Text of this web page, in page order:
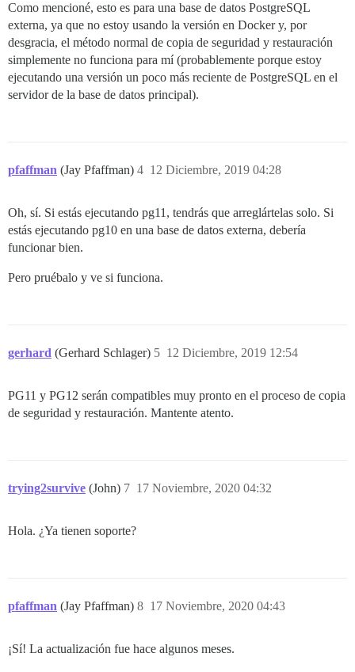
Como mencioné, esto es para una base de datos PostgreSQL
externa, ya que no estoy usando la versión en Docker y, por
desgracia, el método normal de copia de seguridad y restauración
simplemente no funciona para mí (probablemente porque estoy
ejecutando una versión un poco más reciente de PostgreSQL en el
servidor de la base de datos principal).
pfaffman (Jay Pfaffman) 12 Diciembre, 2019 04:28
4
Oh, sí. Si estás ejecutando pg11, tendrás que arreglártelas solo. Si
estás ejecutando pg10 en una base de datos externa, debería
funcionar bien.
Pero pruébalo y ve si funciona.
gerhard (Gerhard Schlager) 12 Diciembre, 2019 12:54
5
PG11 y PG12 serán compatibles muy pronto en el proceso de copia
de seguridad y restauración. Mantente atento.
trying2survive (John) 17 Noviembre, 2020 04:32
7
Hola. ¿Ya tienen soporte?
pfaffman (Jay Pfaffman) 17 Noviembre, 2020 04:43
8
¡Sí! La actualización fue hace algunos meses.